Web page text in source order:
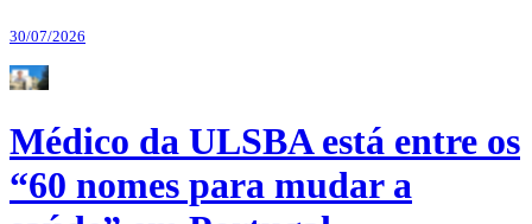
30/07/2026
Médico da ULSBA está entre os
“60 nomes para mudar a